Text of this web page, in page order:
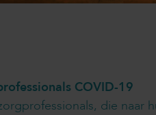
COVID-19
die naar